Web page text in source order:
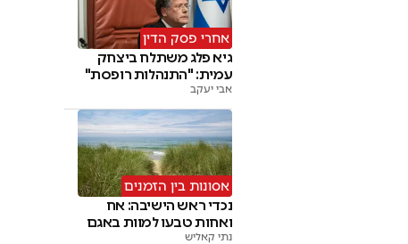
אחרי פסק הדין
גיא פלג משתלח ביצחק
עמית: "התנהלות רופסת"
אבי יעקב
אסונות בין הזמנים
נכדי ראש הישיבה: אח
ואחות טבעו למוות באגם
נתי קאליש